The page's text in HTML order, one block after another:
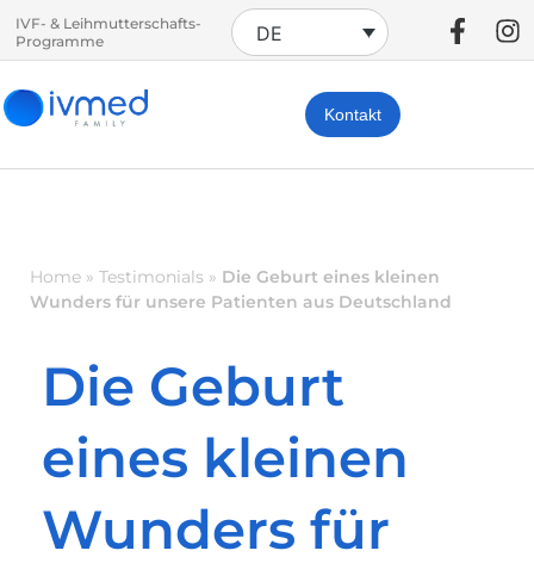
IVF- & Leihmutterschafts-
Programme
DE
Kontakt
Home » Testimonials » Die Geburt eines kleinen
Wunders für unsere Patienten aus Deutschland
Die Geburt
eines kleinen
Wunders für